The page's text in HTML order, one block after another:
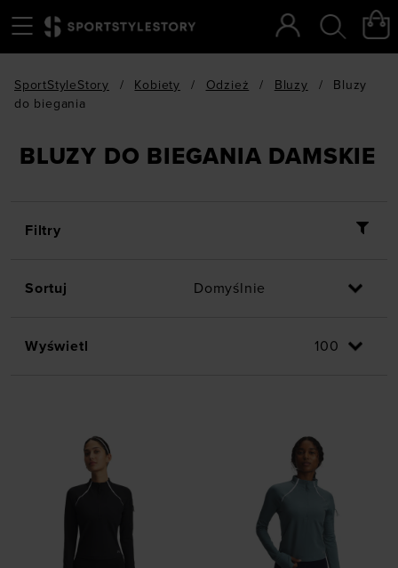
SportStyleStory / Kobiety / Odzież / Bluzy /
Bluzy
do biegania
BLUZY DO BIEGANIA DAMSKIE
Filtry
Sortuj
Wyświetl